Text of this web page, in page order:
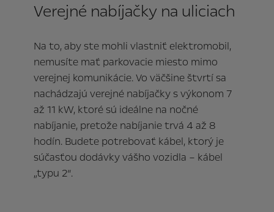
Verejné nabíjačky na uliciach
Na to, aby ste mohli vlastniť elektromobil,
nemusíte mať parkovacie miesto mimo
verejnej komunikácie. Vo väčšine štvrtí sa
nachádzajú verejné nabíjačky s výkonom 7
až 11 kW, ktoré sú ideálne na nočné
nabíjanie, pretože nabíjanie trvá 4 až 8
hodín. Budete potrebovať kábel, ktorý je
súčasťou dodávky vášho vozidla – kábel
„typu 2“.